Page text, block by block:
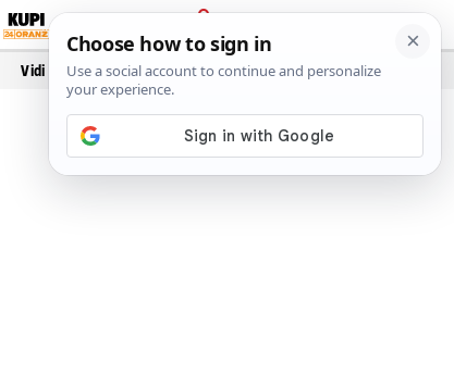
PRIJAVA
Vidi još…